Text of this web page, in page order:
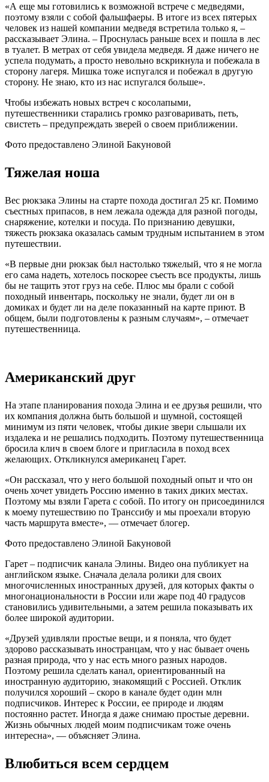
«А еще мы готовились к возможной встрече с медведями,
поэтому взяли с собой фальшфаеры. В итоге из всех пятерых
человек из нашей компании медведя встретила только я, –
рассказывает Элина. – Проснулась раньше всех и пошла в лес
в туалет. В метрах от себя увидела медведя. Я даже ничего не
успела подумать, а просто невольно вскрикнула и побежала в
сторону лагеря. Мишка тоже испугался и побежал в другую
сторону. Не знаю, кто из нас испугался больше».
Чтобы избежать новых встреч с косолапыми,
путешественники старались громко разговаривать, петь,
свистеть – предупреждать зверей о своем приближении.
Фото предоставлено Элиной Бакуновой
Тяжелая ноша
Вес рюкзака Элины на старте похода достигал 25 кг. Помимо
съестных припасов, в нем лежала одежда для разной погоды,
снаряжение, котелки и посуда. По признанию девушки,
тяжесть рюкзака оказалась самым трудным испытанием в этом
путешествии.
«В первые дни рюкзак был настолько тяжелый, что я не могла
его сама надеть, хотелось поскорее съесть все продукты, лишь
бы не тащить этот груз на себе. Плюс мы брали с собой
походный инвентарь, поскольку не знали, будет ли он в
домиках и будет ли на деле показанный на карте приют. В
общем, были подготовлены к разным случаям», – отмечает
путешественница.
Американский друг
На этапе планирования похода Элина и ее друзья решили, что
их компания должна быть большой и шумной, состоящей
минимум из пяти человек, чтобы дикие звери слышали их
издалека и не решались подходить. Поэтому путешественница
бросила клич в своем блоге и пригласила в поход всех
желающих. Откликнулся американец Гарет.
«Он рассказал, что у него большой походный опыт и что он
очень хочет увидеть Россию именно в таких диких местах.
Поэтому мы взяли Гарета с собой. По итогу он присоединился
к моему путешествию по Транссибу и мы проехали вторую
часть маршрута вместе», — отмечает блогер.
Фото предоставлено Элиной Бакуновой
Гарет – подписчик канала Элины. Видео она публикует на
английском языке. Сначала делала ролики для своих
многочисленных иностранных друзей, для которых факты о
многонациональности в России или жаре под 40 градусов
становились удивительными, а затем решила показывать их
более широкой аудитории.
«Друзей удивляли простые вещи, и я поняла, что будет
здорово рассказывать иностранцам, что у нас бывает очень
разная природа, что у нас есть много разных народов.
Поэтому решила сделать канал, ориентированный на
иностранную аудиторию, знакомящий с Россией. Отклик
получился хороший – скоро в канале будет один млн
подписчиков. Интерес к России, ее природе и людям
постоянно растет. Иногда я даже снимаю простые деревни.
Жизнь обычных людей моим подписчикам тоже очень
интересна», — объясняет Элина.
Влюбиться всем сердцем